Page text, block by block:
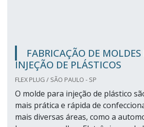
FABRICAÇÃO DE MOLDES
INJEÇÃO DE PLÁSTICOS
FLEX PLUG / SÃO PAULO - SP
O molde para injeção de plástico
mais prática e rápida de
mais diversas áreas, como a